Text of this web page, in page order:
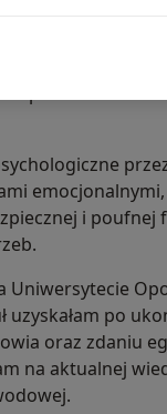
są
lub
te służą
i poufnej
Uniwersytecie
uzyskałam po
oraz zdaniu
na aktualnej